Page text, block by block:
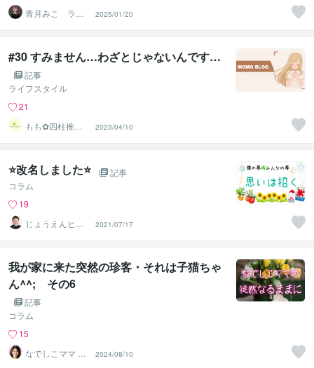
青月みこ ライ
フクリエイター
2025/01/20
#30 すみません…わざとじゃないんです…
記事
ライフスタイル
21
もも︎✿四柱推命
鑑定士
2023/04/10
⭐改名しました⭐
記事
コラム
19
じょうえんヒカ
ル⭐️介護業界の救
世主
2021/07/17
我が家に来た突然の珍客・それは子猫ちゃ
ん^^; その6
記事
コラム
15
なでしこママ ✿
幸せ案内人
2024/08/10